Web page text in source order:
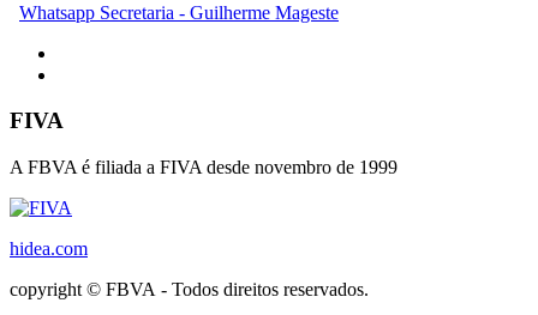
Whatsapp Secretaria - Guilherme Mageste
FIVA
A FBVA é filiada a FIVA desde novembro de 1999
hidea.com
copyright © FBVA - Todos direitos reservados.